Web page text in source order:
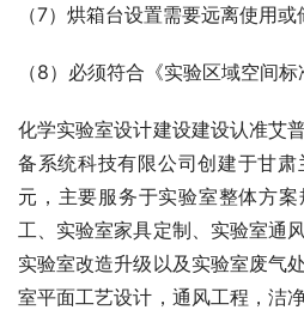
（7）烘箱台设置需要远离使用或
（8）必须符合《实验区域空间标
化学实验室设计建设建设认准艾
备系统科技有限公司创建于甘
元，主要服务于实验室整体方案
工、实验室家具定制、实验室通
实验室改造升级以及实验室废气
室平面工艺设计，通风工程，洁